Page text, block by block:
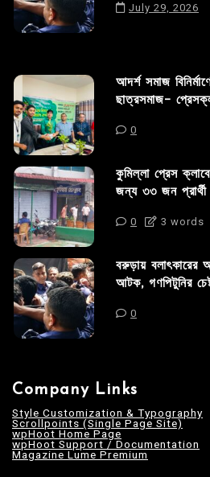
July 29, 2026
আদর্শ সমাজ
ছাত্রসমাজ-
0
কুমিল্লা প্রেস
জন্য ৩৩ জন
0 3 words
বরুড়ায় বলাৎকারের
আটক, গণপিটুনির
0
Company Links
Style Customization & Typography
Scrollpoints (Single Page Site)
wpHoot Home Page
wpHoot Support / Documentation
Magazine Lume Premium